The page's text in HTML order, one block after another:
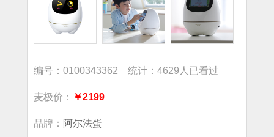
编号：0100343362 统计：4629人已看过
麦极价： ￥2199
品牌： 阿尔法蛋